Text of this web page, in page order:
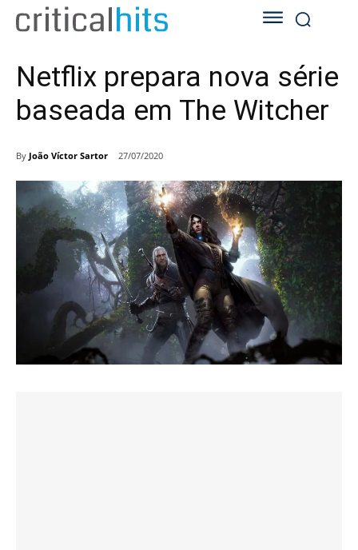
Netflix prepara nova série
baseada em The Witcher
By João Víctor Sartor 27/07/2020